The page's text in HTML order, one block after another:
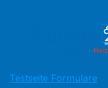
Testseite Formulare